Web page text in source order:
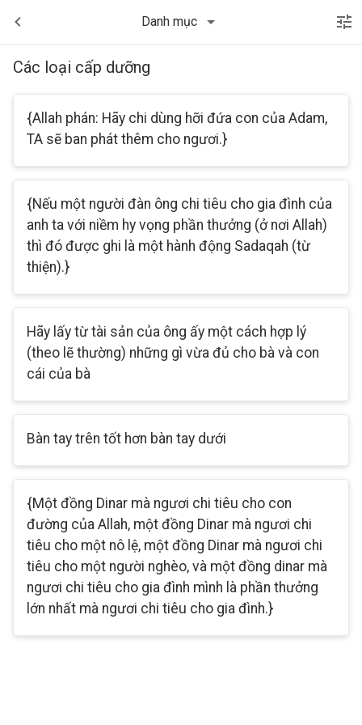
Danh mục
Các loại cấp dưỡng
{Allah phán: Hãy chi dùng hỡi đứa con của Adam,
TA sẽ ban phát thêm cho ngươi.}
{Nếu một người đàn ông chi tiêu cho gia đình của
anh ta với niềm hy vọng phần thưởng (ở nơi Allah)
thì đó được ghi là một hành động Sadaqah (từ
thiện).}
Hãy lấy từ tài sản của ông ấy một cách hợp lý
(theo lẽ thường) những gì vừa đủ cho bà và con
cái của bà
Bàn tay trên tốt hơn bàn tay dưới
{Một đồng Dinar mà ngươi chi tiêu cho con
đường của Allah, một đồng Dinar mà ngươi chi
tiêu cho một nô lệ, một đồng Dinar mà ngươi chi
tiêu cho một người nghèo, và một đồng dinar mà
ngươi chi tiêu cho gia đình mình là phần thưởng
lớn nhất mà ngươi chi tiêu cho gia đình.}